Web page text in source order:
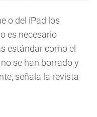
o del iPad los
es necesario
estándar como el
se han borrado y
señala la revista